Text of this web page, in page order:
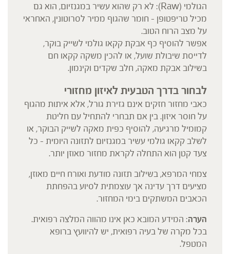
הגולמי (Raw): לא רק שהוא עשיר במגנזיום, הוא גם
מכיל טריפטופן – חומר שהגוף ממיר לסרוטונין, האחראי
על מצב הרוח הטוב.
אפשר להוסיף כף אבקת קקאו גולמי לשייק בוקר,
לדייסת שיבולת שועל, או להכין משקה קקאו חם
בשילוב אבקת מאקה, חלב שקדים וקינמון.
לבחור בדרך הטבעית לאיזון מחזורי
כאבי מחזור חזקים אינם גזירת גורל, אלא איתות מהגוף
על חוסר איזון. בין אם תבחרי להתחיל עם חליטת
קמומיל מרגיעה, להוסיף כפית מאקה לשייק הבוקר, או
לשלב קקאו גולמי עשיר במגנזיום לתזונה היומית – כל
צעד קטן הוא התחלה לקראת מחזור מאוזן יותר.
צמחי המרפא, בשילוב תזונה מודעת ואורח חיים מאוזן,
מציעים דרך עדינה אך עוצמתית לסיוע בהפחתת
הכאבים המשתקים בימי המחזור.
הערה: המידע המובא כאן אינו מהווה המלצה רפואית.
בכל מקרה של בעיה רפואית, יש להיוועץ ברופא
המטפל.